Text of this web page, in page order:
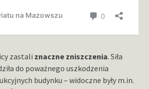
zastali znaczne zniszczenia. Siła
do poważnego uszkodzenia
budynku – widoczne były m.in.